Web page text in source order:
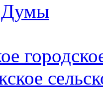
Думы